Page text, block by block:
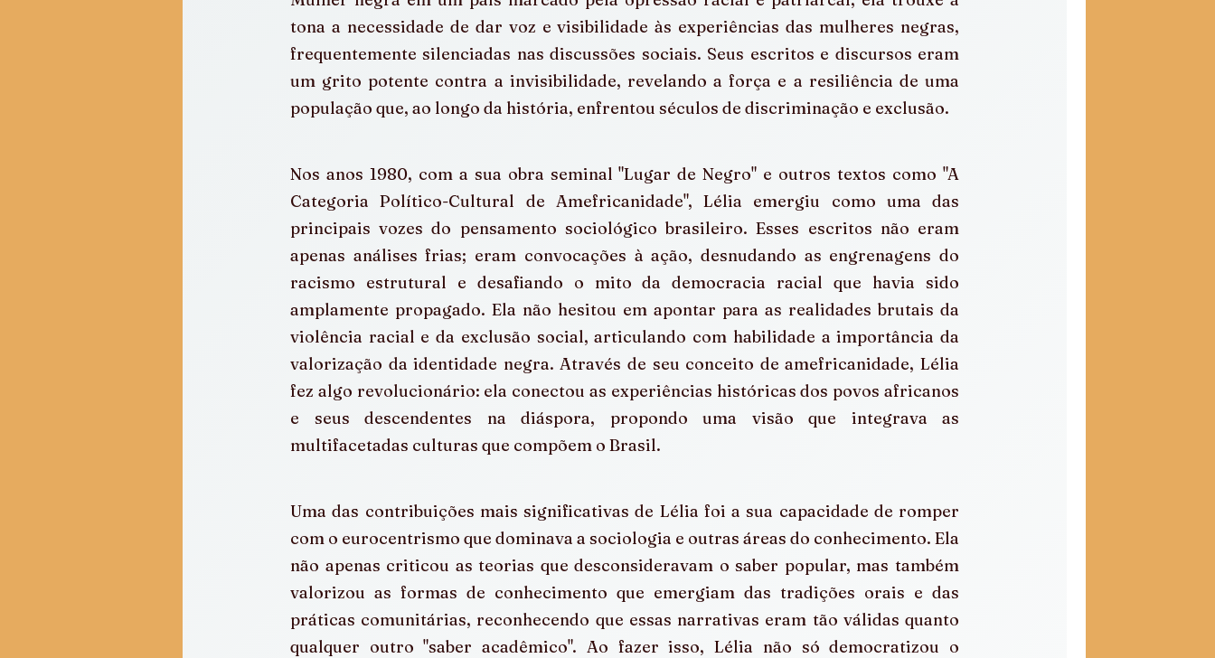
tona a necessidade de dar voz e visibilidade às experiências das mulheres negras,
frequentemente silenciadas nas discussões sociais. Seus escritos e discursos eram
um grito potente contra a invisibilidade, revelando a força e a resiliência de uma
população que, ao longo da história, enfrentou séculos de discriminação e exclusão.
Nos anos 1980, com a sua obra seminal "Lugar de Negro" e outros textos como "A
Categoria Político-Cultural de Amefricanidade", Lélia emergiu como uma das
principais vozes do pensamento sociológico brasileiro. Esses escritos não eram
apenas análises frias; eram convocações à ação, desnudando as engrenagens do
racismo estrutural e desafiando o mito da democracia racial que havia sido
amplamente propagado. Ela não hesitou em apontar para as realidades brutais da
violência racial e da exclusão social, articulando com habilidade a importância da
valorização da identidade negra. Através de seu conceito de amefricanidade, Lélia
fez algo revolucionário: ela conectou as experiências históricas dos povos africanos
e seus descendentes na diáspora, propondo uma visão que integrava as
multifacetadas culturas que compõem o Brasil.
Uma das contribuições mais significativas de Lélia foi a sua capacidade de romper
com o eurocentrismo que dominava a sociologia e outras áreas do conhecimento. Ela
não apenas criticou as teorias que desconsideravam o saber popular, mas também
valorizou as formas de conhecimento que emergiam das tradições orais e das
práticas comunitárias, reconhecendo que essas narrativas eram tão válidas quanto
qualquer outro "saber acadêmico". Ao fazer isso, Lélia não só democratizou o